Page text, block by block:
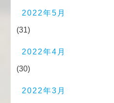
2022年5月
(31)
2022年4月
(30)
2022年3月